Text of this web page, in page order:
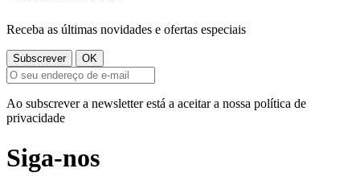
Receba as últimas novidades e ofertas especiais
Ao subscrever a newsletter está a aceitar a nossa política de
privacidade
Siga-nos